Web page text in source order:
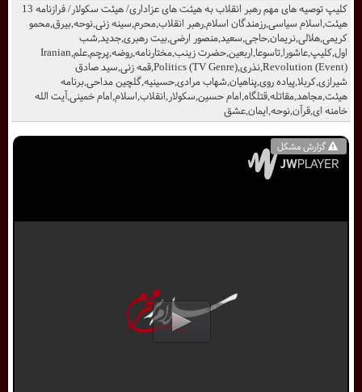
گزارش مشکل
کلیپ توصیه های مهم رهبر انقلاب به هیئت های عزاداری/ هیئت سکولار/ فرازنامه 13
هیئت,اسلام سیاسی,رزمندگان اسلام,رهبر انقلاب,محرم,سینه زنی,نوحه,بیرق,محمو
کریمی,هلالی,نریمان,حاجی,سعید,منصور ارضی,بیت رهبری,جدید,شب
اول,کلیپ,عاشورا,تاسوعا,اربعین,حضرت زینب,مختارنامه,روضه,پرچم,علم,Iranian
Revolution (Event),نذری,Politics (TV Genre),قمه زنی,سید صادق
شیرازی,کربلا,پیاده روی,پناهیان,شهاب مرادی,حسینیه,گلچین مداحی,برنامه
هیئت,مجاهد,مقاتله,قتلگاه,امام حسین,سکولار,انقلاب,اسلام,امام خمینی,آیت الله
خامنه ای,قرآن,نوحه,ایمان,عشق